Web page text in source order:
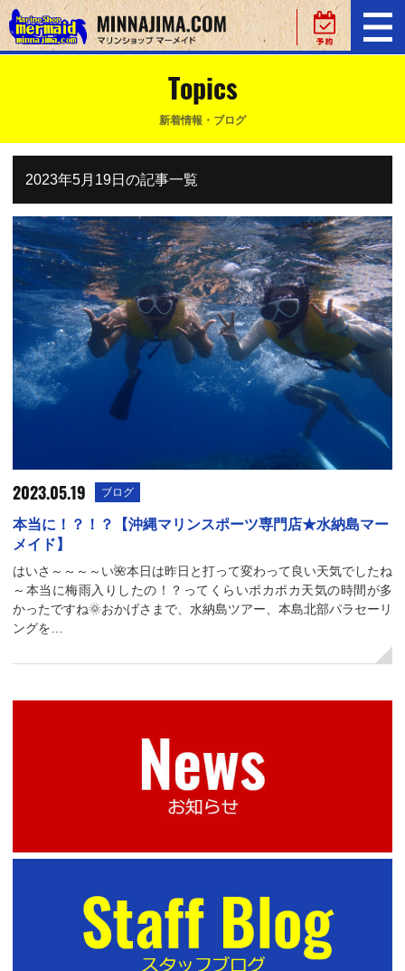
Topics
新着情報・ブログ
2023年5月19日の記事一覧
2023.05.19 ブログ
本当に！？！？【沖縄マリンスポーツ専門店★水納島マー
メイド】
はいさ～～～～い🌺本日は昨日と打って変わって良い天気でしたね
～本当に梅雨入りしたの！？ってくらいポカポカ天気の時間が多
かったですね🌞おかげさまで、水納島ツアー、本島北部パラセーリ
ングを…